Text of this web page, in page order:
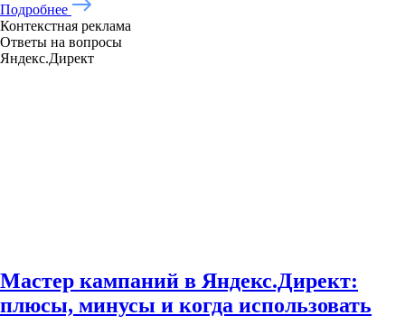
Подробнее
Контекстная реклама
Ответы на вопросы
Яндекс.Директ
Мастер кампаний в Яндекс.Директ:
плюсы, минусы и когда использовать